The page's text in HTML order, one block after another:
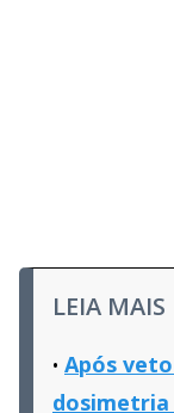
LEIA MAIS
Após
dosimetria